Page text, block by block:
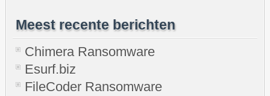
Meest recente berichten
Chimera Ransomware
Esurf.biz
FileCoder Ransomware